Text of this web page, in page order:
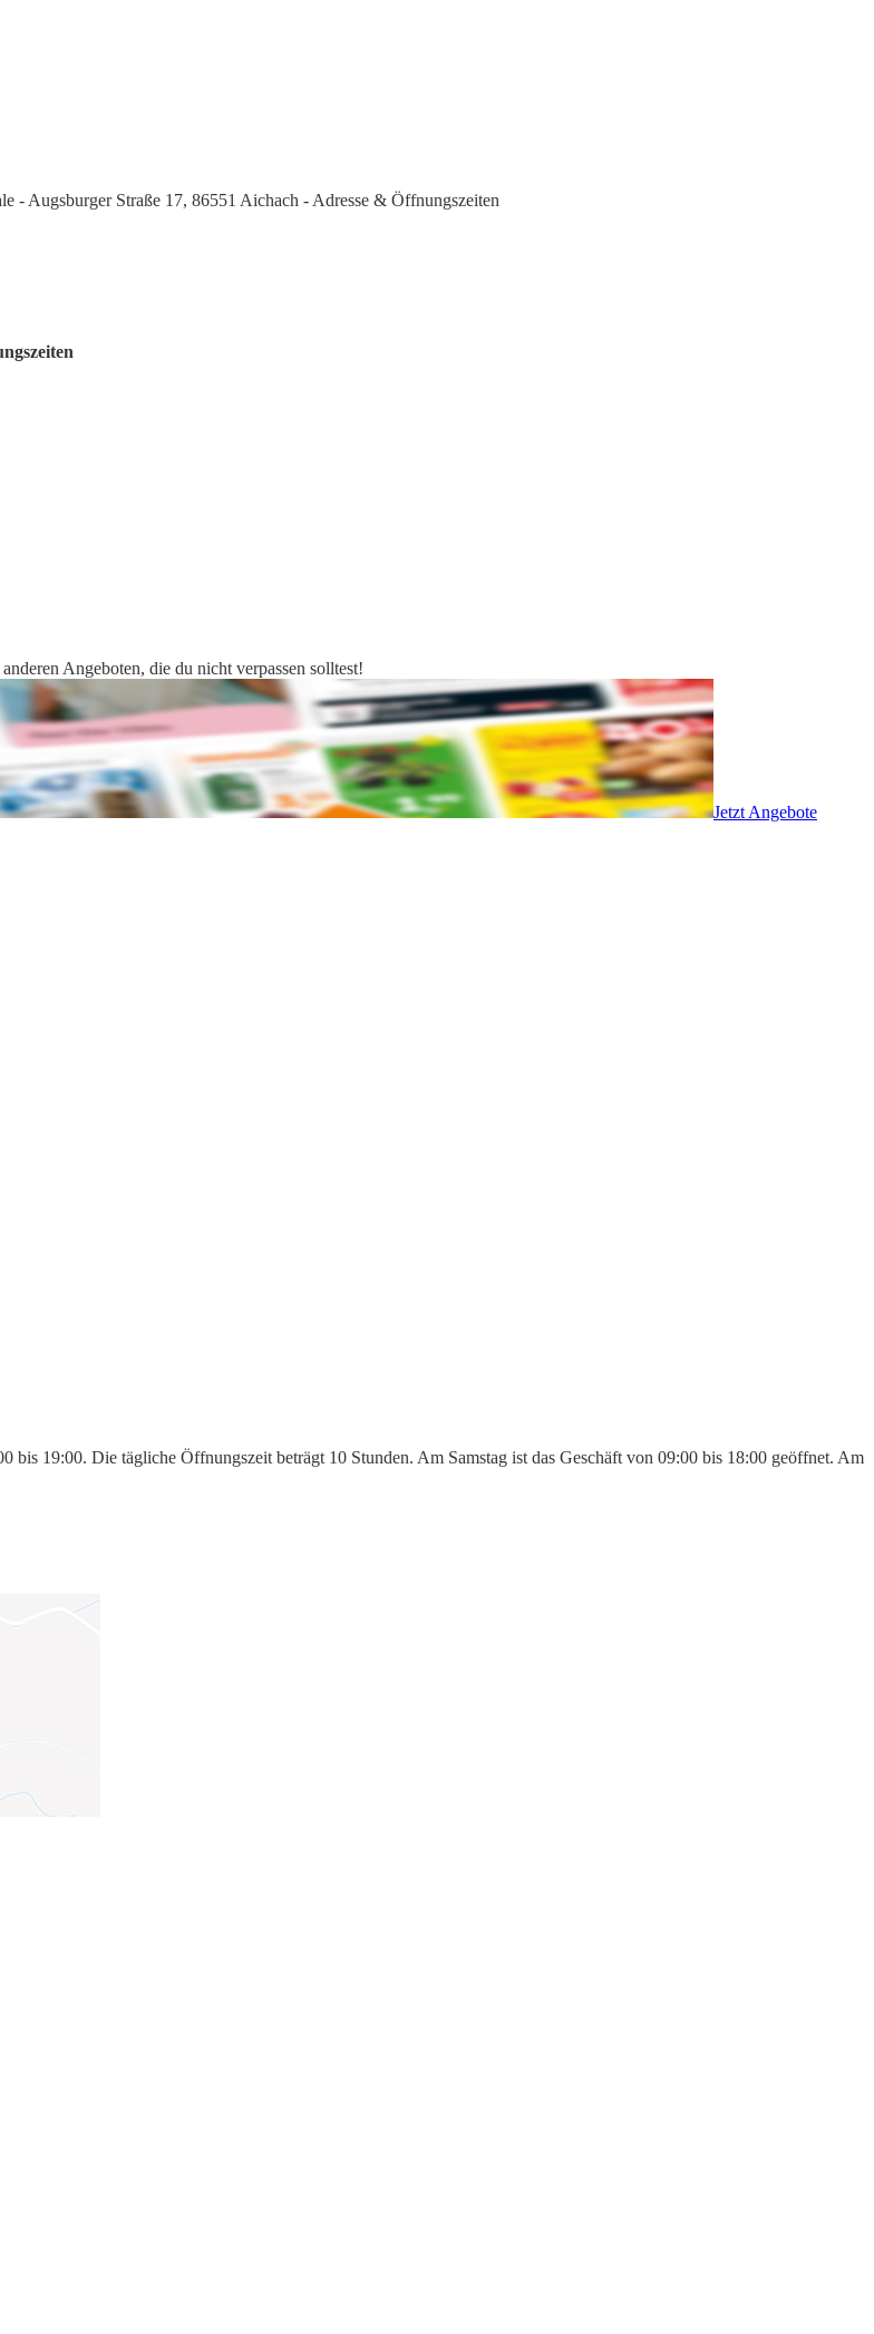
- Augsburger Straße 17, 86551 Aichach - Adresse & Öffnungszeiten
Angeboten, die du nicht verpassen solltest!
Jetzt Angebote
19:00. Die tägliche Öffnungszeit beträgt 10 Stunden. Am Samstag ist das Geschäft von 09:00 bis 18:00 geöffnet. Am